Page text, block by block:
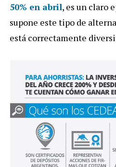
50% en abril, es un claro
supone este tipo de
está correctamente